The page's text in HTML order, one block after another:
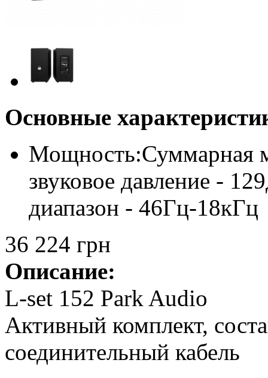
Основные
Мощность:Суммарная
звуковое давление -
диапазон - 46Гц-18кГц
36 224 грн
Описание:
L-set 152 Park Audio
Активный комплект,
соединительный кабель